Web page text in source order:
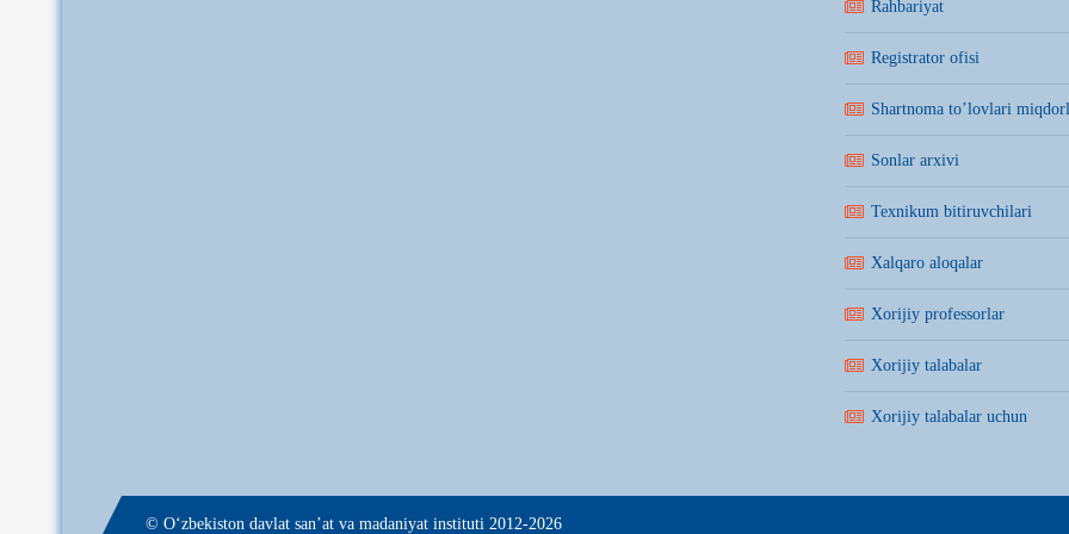
Rahbariyat
Registrator ofisi
Shartnoma to’lovlari
Sonlar arxivi
Texnikum bitiruvchilari
Xalqaro aloqalar
Xorijiy professorlar
Xorijiy talabalar
Xorijiy talabalar uchun
© О‘zbekiston davlat san’at va madaniyat instituti 2012-2026